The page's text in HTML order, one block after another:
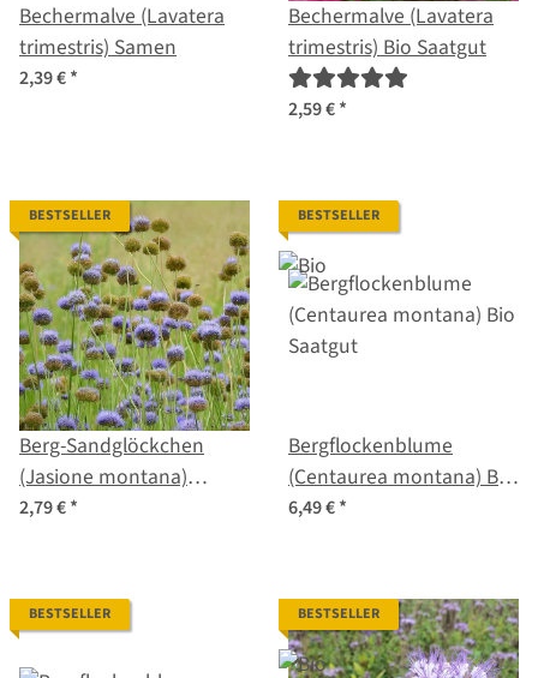
Bechermalve (Lavatera
trimestris) Samen
2,39 €*
Bechermalve (Lavatera
trimestris) Bio Saatgut
2,59 €*
BESTSELLER
Berg-Sandglöckchen
(Jasione montana)
Samen
2,79 €*
BESTSELLER
Bergflockenblume
(Centaurea montana) Bio
Saatgut
6,49 €*
BESTSELLER BESTSELLER